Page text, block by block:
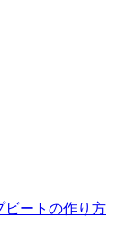
ビートの作り方